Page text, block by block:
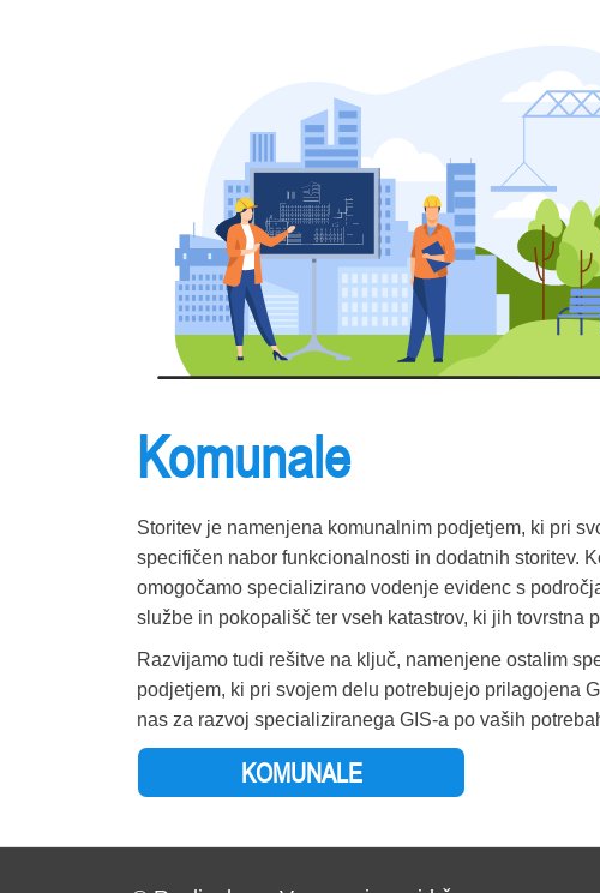
Komunale
Storitev je namenjena komunalnim podjetjem, ki pri
specifičen nabor funkcionalnosti in dodatnih storitev.
omogočamo specializirano vodenje evidenc s
službe in pokopališč ter vseh katastrov, ki jih tovrstna
Razvijamo tudi rešitve na ključ, namenjene ostalim
podjetjem, ki pri svojem delu potrebujejo prilagojena
nas za razvoj specializiranega GIS-a po vaših
KOMUNALE